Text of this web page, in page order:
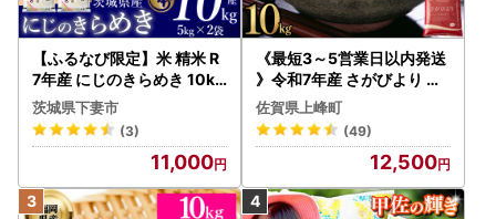
【ふるなび限定】米 精米 R
7年産 にじのきらめき 10kg
10月 FN-Limited-PR
茨城県下妻市
(3)
11,000
《最短3～5営業日以内発送
》令和7年産 さがびより 佐
賀県産（精米）10kg
佐賀県上峰町
(49)
12,500